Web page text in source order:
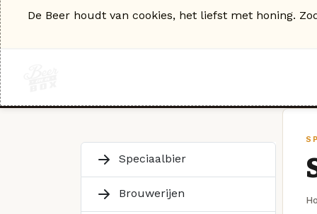
Speciaalbier
Brouwerijen
De Beer houdt van cookies, het liefst met honing.